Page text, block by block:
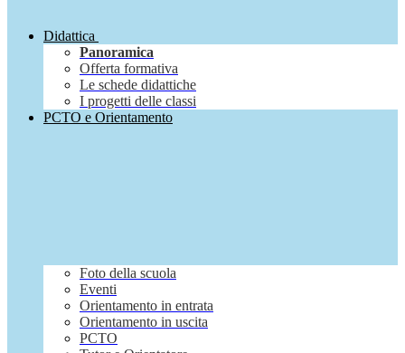
Didattica
Panoramica
Offerta formativa
Le schede didattiche
I progetti delle classi
PCTO e Orientamento
Foto della scuola
Eventi
Orientamento in entrata
Orientamento in uscita
PCTO